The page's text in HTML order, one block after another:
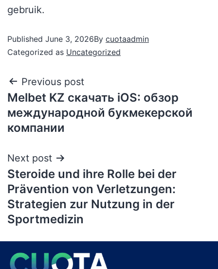
gebruik.
Published June 3, 2026By cuotaadmin
Categorized as Uncategorized
Previous post
Melbet KZ скачать iOS: обзор
международной букмекерской
компании
Next post
Steroide und ihre Rolle bei der
Prävention von Verletzungen:
Strategien zur Nutzung in der
Sportmedizin